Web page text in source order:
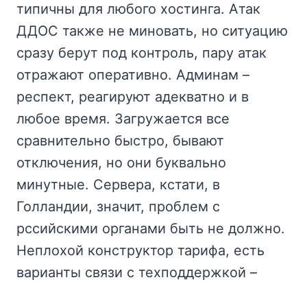
типичны для любого хостинга. Атак
ДДОС также не миновать, но ситуацию
сразу берут под контроль, пару атак
отражают оперативно. Админам –
респект, реагируют адекватно и в
любое время. Загружается все
сравнительно быстро, бывают
отключения, но они буквально
минутные. Сервера, кстати, в
Голландии, значит, проблем с
рссийскими органами быть не должно.
Неплохой конструктор тарифа, есть
варианты связи с техподдержкой –